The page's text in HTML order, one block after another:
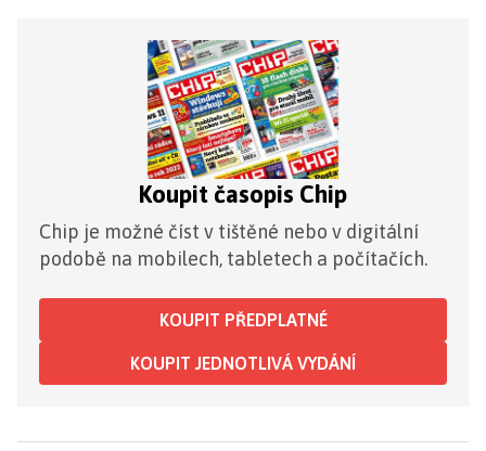
Koupit časopis Chip
Chip je možné číst v tištěné nebo v digitální
podobě na mobilech, tabletech a počítačích.
KOUPIT PŘEDPLATNÉ
KOUPIT JEDNOTLIVÁ VYDÁNÍ